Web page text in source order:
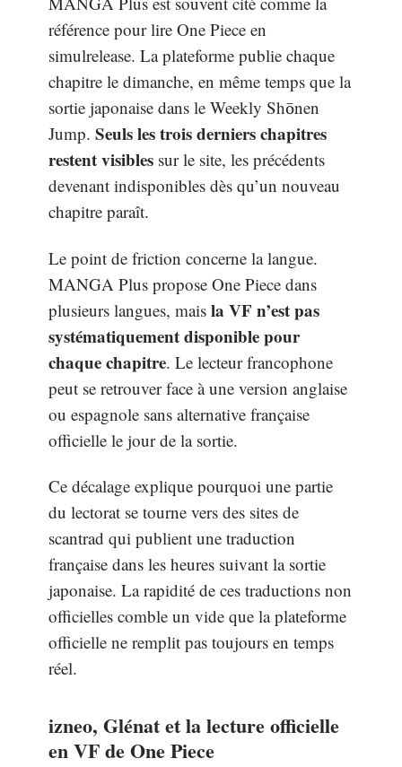
référence pour lire One Piece en
simulrelease. La plateforme publie chaque
chapitre le dimanche, en même temps que la
sortie japonaise dans le Weekly Shōnen
Jump. Seuls les trois derniers chapitres
restent visibles sur le site, les précédents
devenant indisponibles dès qu’un nouveau
chapitre paraît.
Le point de friction concerne la langue.
MANGA Plus propose One Piece dans
plusieurs langues, mais la VF n’est pas
systématiquement disponible pour
chaque chapitre. Le lecteur francophone
peut se retrouver face à une version anglaise
ou espagnole sans alternative française
officielle le jour de la sortie.
Ce décalage explique pourquoi une partie
du lectorat se tourne vers des sites de
scantrad qui publient une traduction
française dans les heures suivant la sortie
japonaise. La rapidité de ces traductions non
officielles comble un vide que la plateforme
officielle ne remplit pas toujours en temps
réel.
izneo, Glénat et la lecture officielle
en VF de One Piece